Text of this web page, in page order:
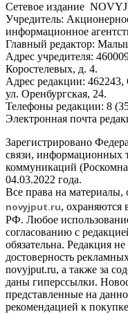
Сетевое издание
Учредитель:
информационное
Главный редактор:
Адрес учредителя:
Коростелевых, д. 4.
Адрес редакции: 462243,
ул. Оренбургская, 24.
Телефоны редакции: 8
Электронная почта
Зарегистрировано
связи, информационных
коммуникаций
04.03.2022 года.
Все права на материалы,
novyjput.ru, охраняются
РФ. Любое
согласованию с
обязательна. Редакция
достоверность
novyjput.ru, а также за
даны гиперссылки.
представленные на
рекомендацией к